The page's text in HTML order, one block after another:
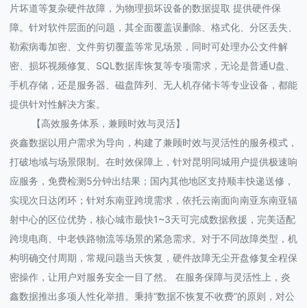
片坏道等复杂硬件故障，为物理损坏设备的数据提取 提供硬件保
障。针对软件层面的问题，其全面覆盖误删除、格式化、分区丢失、
勒索病毒加密、文件剪切覆盖等常见场景，同时可处理办公文件解
密、损坏视频修复、SQL数据库恢复等专项需求，无论是普通U盘、
手机存储，还是服务器、磁盘阵列、无人机存储卡等专业设备，都能
提供针对性解决方案。
【高效服务体系，兼顾时效与灵活】
炎鑫数据以用户需求为导向，构建了兼顾时效与灵活性的服务模式，
打破地域与场景限制。在时效保障上，针对昆明同城用户提供极速响
应服务，免费检测5分钟出结果；国内其他地区支持顺丰快递送修，
实现次日达闭环；针对东南亚跨境需求，依托云南面向南亚东南亚辐
射中心的区位优势，核心城市最快1~3天可完成数据救援，完美适配
跨境电商、中老铁路物流等场景的紧急需求。对于不同故障类型，机
构明确交付周期，常规问题当天恢复，硬件故障无尘开盘修复全程保
密操作，让用户对服务安全一目了然。 在服务保障与灵活性上，炎
鑫数据推出多项人性化举措。秉持“数据不恢复不收费”的原则，对公